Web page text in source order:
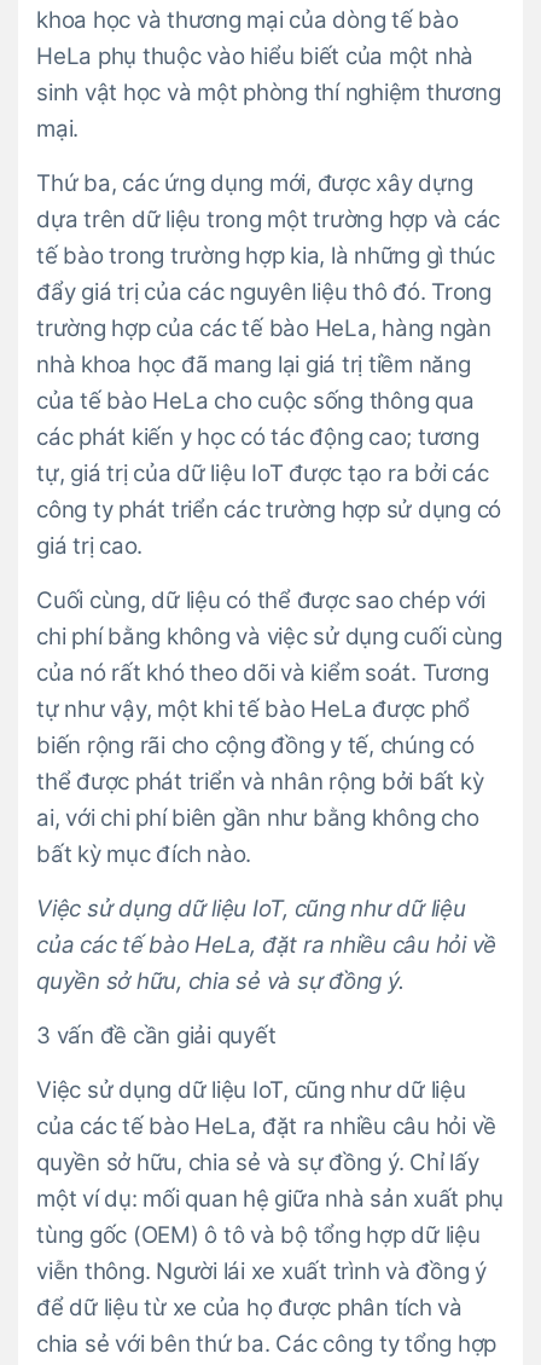
khoa học và thương mại của dòng tế bào
HeLa phụ thuộc vào hiểu biết của một nhà
sinh vật học và một phòng thí nghiệm thương
mại.
Thứ ba, các ứng dụng mới, được xây dựng
dựa trên dữ liệu trong một trường hợp và các
tế bào trong trường hợp kia, là những gì thúc
đẩy giá trị của các nguyên liệu thô đó. Trong
trường hợp của các tế bào HeLa, hàng ngàn
nhà khoa học đã mang lại giá trị tiềm năng
của tế bào HeLa cho cuộc sống thông qua
các phát kiến y học có tác động cao; tương
tự, giá trị của dữ liệu IoT được tạo ra bởi các
công ty phát triển các trường hợp sử dụng có
giá trị cao.
Cuối cùng, dữ liệu có thể được sao chép với
chi phí bằng không và việc sử dụng cuối cùng
của nó rất khó theo dõi và kiểm soát. Tương
tự như vậy, một khi tế bào HeLa được phổ
biến rộng rãi cho cộng đồng y tế, chúng có
thể được phát triển và nhân rộng bởi bất kỳ
ai, với chi phí biên gần như bằng không cho
bất kỳ mục đích nào.
Việc sử dụng dữ liệu IoT, cũng như dữ liệu
của các tế bào HeLa, đặt ra nhiều câu hỏi về
quyền sở hữu, chia sẻ và sự đồng ý.
3 vấn đề cần giải quyết
Việc sử dụng dữ liệu IoT, cũng như dữ liệu
của các tế bào HeLa, đặt ra nhiều câu hỏi về
quyền sở hữu, chia sẻ và sự đồng ý. Chỉ lấy
một ví dụ: mối quan hệ giữa nhà sản xuất phụ
tùng gốc (OEM) ô tô và bộ tổng hợp dữ liệu
viễn thông. Người lái xe xuất trình và đồng ý
để dữ liệu từ xe của họ được phân tích và
chia sẻ với bên thứ ba. Các công ty tổng hợp